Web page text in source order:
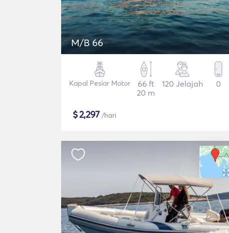
M/B 66
Kapal Pesiar Motor
66 ft
20 m
120 Jelajah 0
$2,297 /hari